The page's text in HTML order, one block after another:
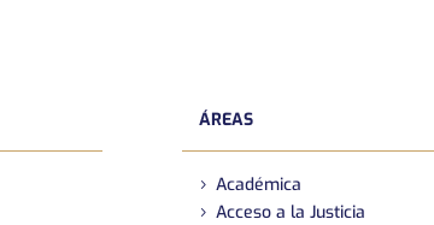
ÁREAS
Académica
Acceso a la Justicia